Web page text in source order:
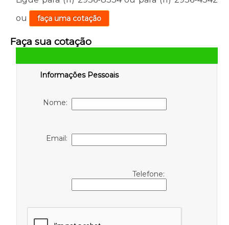
ou
faça uma cotação
Faça sua cotação
Informações Pessoais
Nome:
Email:
Telefone: